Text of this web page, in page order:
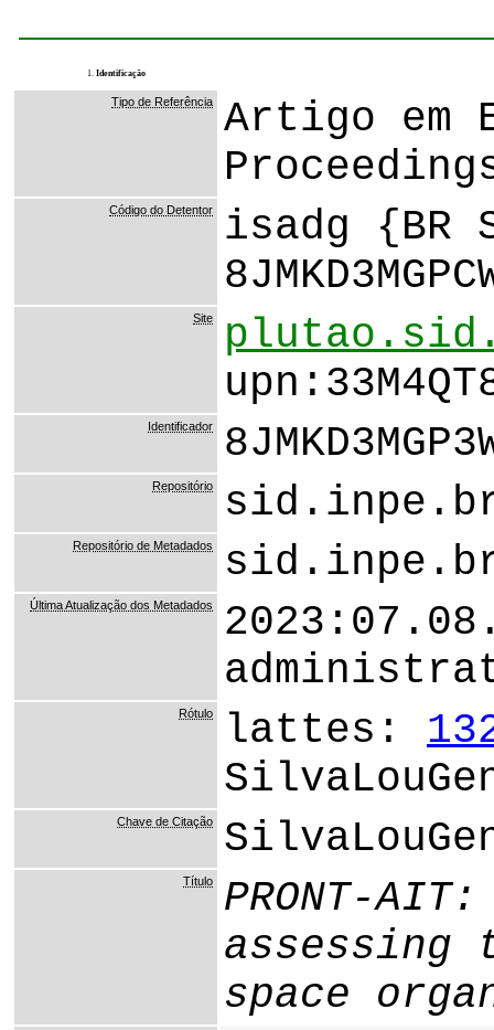
1. Identificação
Tipo de Referência
Artigo em
Código do Detentor
isadg {BR
Site
Identificador
Repositório
Repositório de Metadados
Última Atualização dos Metadados
Rótulo lattes:
Chave de Citação
Título
PRONT-
assessing
space